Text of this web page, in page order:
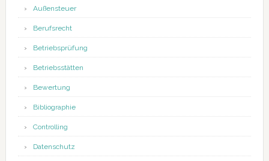
Außensteuer
Berufsrecht
Betriebsprüfung
Betriebsstätten
Bewertung
Bibliographie
Controlling
Datenschutz